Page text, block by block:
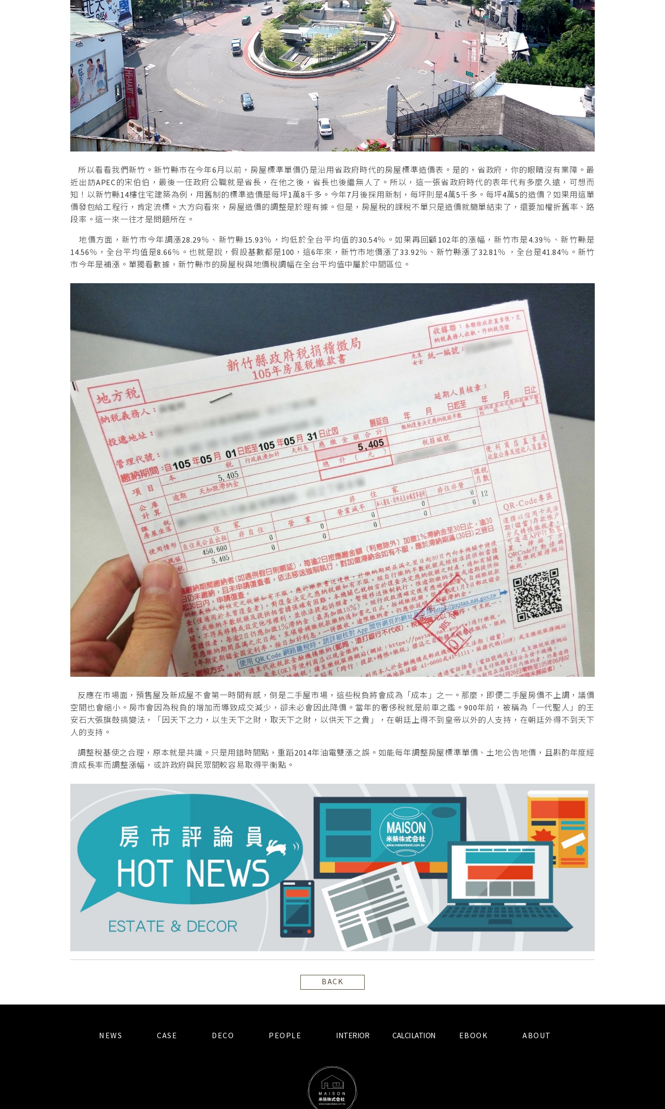
所以看看我們新竹。新竹縣市在今年6月以前，房屋標準單價仍是沿用省政府時代的房屋標準造價表。是的，省政府，你的眼睛沒有業障。最
近出訪APEC的宋伯伯，最後一任政府公職就是省長，在他之後，省長也後繼無人了。所以，這一張省政府時代的表年代有多麼久遠，可想而
知！以新竹縣14樓住宅建築為例，用舊制的標準造價是每坪1萬8千多。今年7月後採用新制，每坪則是4萬5千多。每坪4萬5的造價？如果用這單
價發包給工程行，肯定流標。大方向看來，房屋造價的調整是於理有據。但是，房屋稅的課稅不單只是造價就簡單結束了，還要加權折舊率、路
段率。這一來一往才是問題所在。
地價方面，新竹市今年調漲28.29％、新竹縣15.93％，均低於全台平均值的30.54％。如果再回顧102年的漲幅，新竹市是4.39％、新竹縣是
14.56％，全台平均值是8.66％。也就是說，假設基數都是100，這6年來，新竹市地價漲了33.92％、新竹縣漲了32.81％ ，全台是41.84％。新竹
市今年是補漲。單獨看數據，新竹縣市的房屋稅與地價稅調幅在全台平均值中屬於中間區位。
反應在市場面，預售屋及新成屋不會第一時間有感，倒是二手屋市場，這些稅負將會成為「成本」之一。那麼，即便二手屋房價不上調，議價
空間也會縮小。房市會因為稅負的增加而導致成交減少，卻未必會因此降價。當年的奢侈稅就是前車之鑑。900年前，被稱為「一代聖人」的王
安石大張旗鼓搞變法，「因天下之力，以生天下之財，取天下之財，以供天下之貴」，在朝廷上得不到皇帝以外的人支持，在朝廷外得不到天下
人的支持。
調整稅基使之合理，原本就是共識。只是用錯時間點，重蹈2014年油電雙漲之誤。如能每年調整房屋標準單價、土地公告地價，且斟酌年度經
濟成長率而調整漲幅，或許政府與民眾間較容易取得平衡點。
BACK
NEWS CASE DECO PEOPLE INTERIOR CALCILATION EBOOK ABOUT